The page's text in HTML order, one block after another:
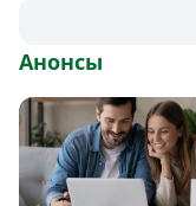
Анонсы